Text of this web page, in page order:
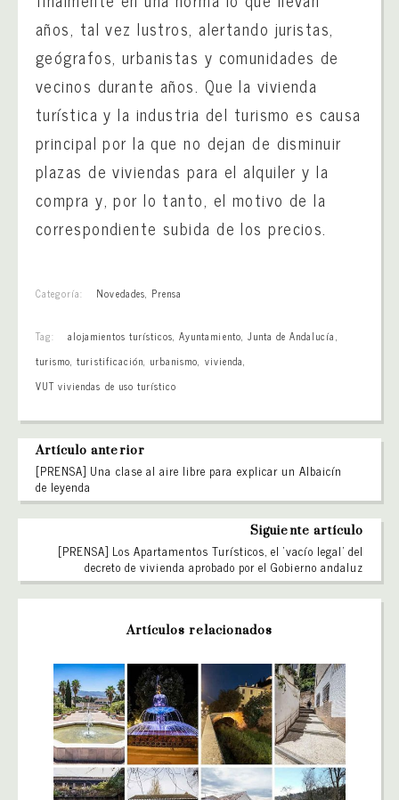
años, tal vez lustros, alertando juristas,
geógrafos, urbanistas y comunidades de
vecinos durante años. Que la vivienda
turística y la industria del turismo es causa
principal por la que no dejan de disminuir
plazas de viviendas para el alquiler y la
compra y, por lo tanto, el motivo de la
correspondiente subida de los precios.
Categoría: Novedades, Prensa
Tag: alojamientos turísticos,Ayuntamiento, Junta de Andalucía,
turismo,turistificación, urbanismo, vivienda,
VUT viviendas de uso turístico
Artículo anterior
[PRENSA] Una clase al aire libre para explicar un Albaicín
de leyenda
Siguiente artículo
[PRENSA] Los Apartamentos Turísticos, el ‘vacío legal’ del
decreto de vivienda aprobado por el Gobierno andaluz
Artículos relacionados